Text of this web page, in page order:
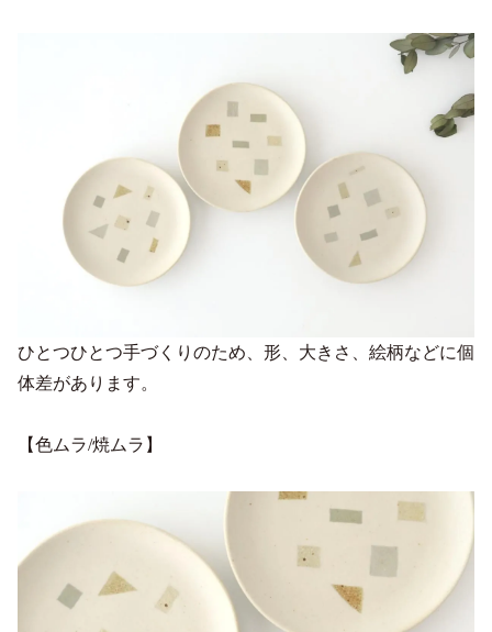
ひとつひとつ手づくりのため、形、大きさ、絵柄などに個
体差があります。
【色ムラ/焼ムラ】